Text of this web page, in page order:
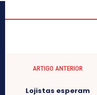
ARTIGO ANTERIOR
Lojistas esperam